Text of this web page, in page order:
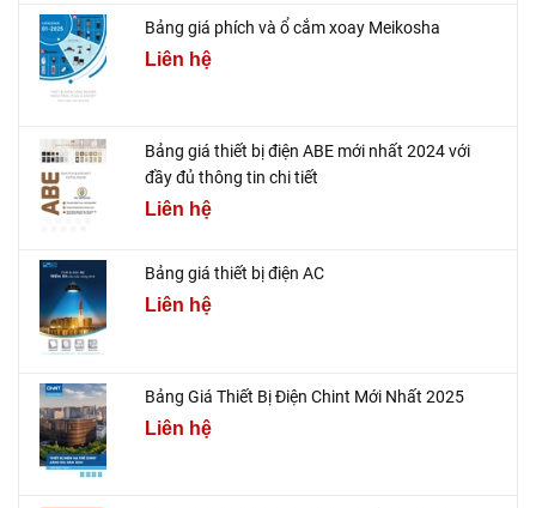
Bảng giá phích và ổ cắm xoay Meikosha
Liên hệ
Bảng giá thiết bị điện ABE mới nhất 2024 với
đầy đủ thông tin chi tiết
Liên hệ
Bảng giá thiết bị điện AC
Liên hệ
Bảng Giá Thiết Bị Điện Chint Mới Nhất 2025
Liên hệ